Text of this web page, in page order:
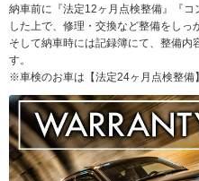
納車前に『法定12ヶ月点検整備』『
した上で、修理・交換など整備をしっ
そして納車時には記録簿にて、整備内
す。
※車検のお車は【法定24ヶ月点検整備